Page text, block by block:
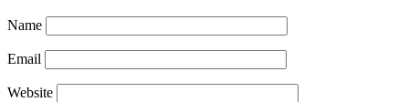
Name
Email
Website